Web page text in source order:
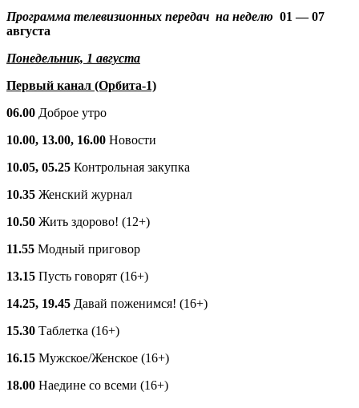
Программа телевизионных передач на неделю 01 — 07
августа
Понедельник, 1 августа
Первый канал (Орбита-1)
06.00 Доброе утро
10.00, 13.00, 16.00 Новости
10.05, 05.25 Контрольная закупка
10.35 Женский журнал
10.50 Жить здорово! (12+)
11.55 Модный приговор
13.15 Пусть говорят (16+)
14.25, 19.45 Давай поженимся! (16+)
15.30 Таблетка (16+)
16.15 Мужское/Женское (16+)
18.00 Наедине со всеми (16+)